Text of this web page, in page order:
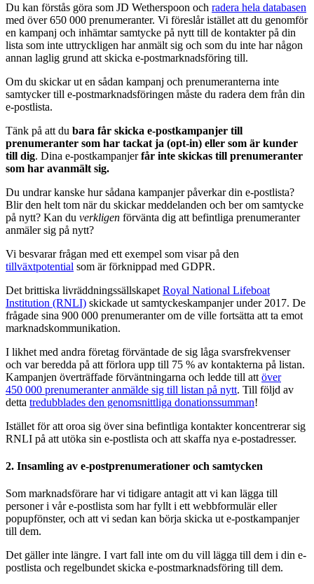
Du kan förstås göra som JD Wetherspoon och radera hela databasen
med över 650 000 prenumeranter. Vi föreslår istället att du genomför
en kampanj och inhämtar samtycke på nytt till de kontakter på din
lista som inte uttryckligen har anmält sig och som du inte har någon
annan laglig grund att skicka e-postmarknadsföring till.
Om du skickar ut en sådan kampanj och prenumeranterna inte
samtycker till e-postmarknadsföringen måste du radera dem från din
e-postlista.
Tänk på att du bara får skicka e-postkampanjer till
prenumeranter som har tackat ja (opt-in) eller som är kunder
till dig. Dina e-postkampanjerfår inte skickas till prenumeranter
som har avanmält sig.
Du undrar kanske hur sådana kampanjer påverkar din e-postlista?
Blir den helt tom när du skickar meddelanden och ber om samtycke
på nytt? Kan du verkligen förvänta dig att befintliga prenumeranter
anmäler sig på nytt?
Vi besvarar frågan med ett exempel som visar på den
tillväxtpotential som är förknippad med GDPR.
Det brittiska livräddningssällskapet Royal National Lifeboat
Institution (RNLI) skickade ut samtyckeskampanjer under 2017. De
frågade sina 900 000 prenumeranter om de ville fortsätta att ta emot
marknadskommunikation.
I likhet med andra företag förväntade de sig låga svarsfrekvenser
och var beredda på att förlora upp till 75 % av kontakterna på listan.
Kampanjen överträffade förväntningarna och ledde till att över
450 000 prenumeranter anmälde sig till listan på nytt. Till följd av
detta tredubblades den genomsnittliga donationssumman!
Istället för att oroa sig över sina befintliga kontakter koncentrerar sig
RNLI på att utöka sin e-postlista och att skaffa nya e-postadresser.
2. Insamling av e-postprenumerationer och samtycken
Som marknadsförare har vi tidigare antagit att vi kan lägga till
personer i vår e-postlista som har fyllt i ett webbformulär eller
popupfönster, och att vi sedan kan börja skicka ut e-postkampanjer
till dem.
Det gäller inte längre. I vart fall inte om du vill lägga till dem i din e-
postlista och regelbundet skicka e-postmarknadsföring till dem.